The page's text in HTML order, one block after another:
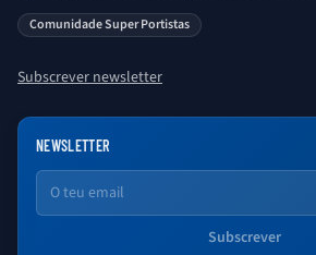
saber sobre o universo Porto. Ser Porto é aqui!
Comunidade Super Portistas
Subscrever newsletter
NEWSLETTER
Email
Subscrever